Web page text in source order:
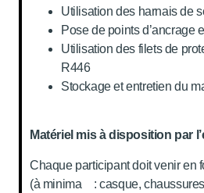
Utilisation des harnais de
Pose de points d’ancrage
Utilisation des filets de
R446
Stockage et entretien du
Matériel mis à disposition par
Chaque participant doit venir en
(à minima : casque,